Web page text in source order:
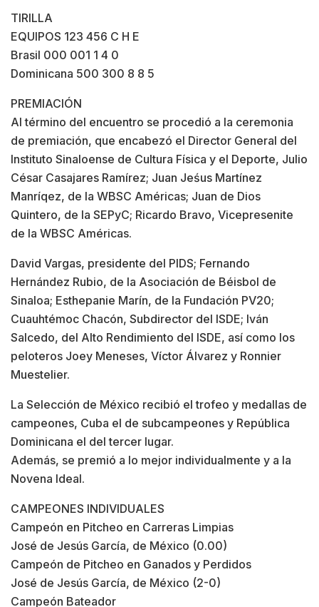
TIRILLA
EQUIPOS 123 456 C H E
Brasil 000 001 1 4 0
Dominicana 500 300 8 8 5
PREMIACIÓN
Al término del encuentro se procedió a la ceremonia
de premiación, que encabezó el Director General del
Instituto Sinaloense de Cultura Física y el Deporte, Julio
César Casajares Ramírez; Juan Jeśus Martínez
Manríqez, de la WBSC Américas; Juan de Dios
Quintero, de la SEPyC; Ricardo Bravo, Vicepresenite
de la WBSC Américas.
David Vargas, presidente del PIDS; Fernando
Hernández Rubio, de la Asociación de Béisbol de
Sinaloa; Esthepanie Marín, de la Fundación PV20;
Cuauhtémoc Chacón, Subdirector del ISDE; Iván
Salcedo, del Alto Rendimiento del ISDE, así como los
peloteros Joey Meneses, Víctor Álvarez y Ronnier
Muestelier.
La Selección de México recibió el trofeo y medallas de
campeones, Cuba el de subcampeones y República
Dominicana el del tercer lugar.
Además, se premió a lo mejor individualmente y a la
Novena Ideal.
CAMPEONES INDIVIDUALES
Campeón en Pitcheo en Carreras Limpias
José de Jesús García, de México (0.00)
Campeón de Pitcheo en Ganados y Perdidos
José de Jesús García, de México (2-0)
Campeón Bateador